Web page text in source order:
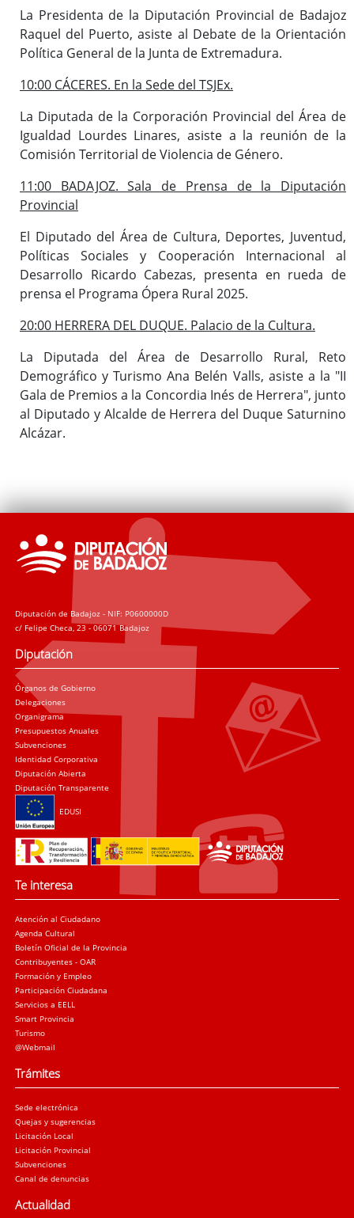
La Presidenta de la Diputación Provincial de Badajoz
Raquel del Puerto, asiste al Debate de la Orientación
Política General de la Junta de Extremadura.
10:00 CÁCERES. En la Sede del TSJEx.
La Diputada de la Corporación Provincial del Área de
Igualdad Lourdes Linares, asiste a la reunión de la
Comisión Territorial de Violencia de Género.
11:00 BADAJOZ. Sala de Prensa de la Diputación
Provincial
El Diputado del Área de Cultura, Deportes, Juventud,
Políticas Sociales y Cooperación Internacional al
Desarrollo Ricardo Cabezas, presenta en rueda de
prensa el Programa Ópera Rural 2025.
20:00 HERRERA DEL DUQUE. Palacio de la Cultura.
La Diputada del Área de Desarrollo Rural, Reto
Demográfico y Turismo Ana Belén Valls, asiste a la "II
Gala de Premios a la Concordia Inés de Herrera", junto
al Diputado y Alcalde de Herrera del Duque Saturnino
Alcázar.
Diputación de Badajoz - NIF: P0600000D
c/ Felipe Checa, 23 - 06071 Badajoz
Diputación
Órganos de Gobierno
Delegaciones
Organigrama
Presupuestos Anuales
Subvenciones
Identidad Corporativa
Diputación Abierta
Diputación Transparente
EDUSI
Te interesa
Atención al Ciudadano
Agenda Cultural
Boletín Oficial de la Provincia
Contribuyentes - OAR
Formación y Empleo
Participación Ciudadana
Servicios a EELL
Smart Provincia
Turismo
@Webmail
Trámites
Sede electrónica
Quejas y sugerencias
Licitación Local
Licitación Provincial
Subvenciones
Canal de denuncias
Actualidad